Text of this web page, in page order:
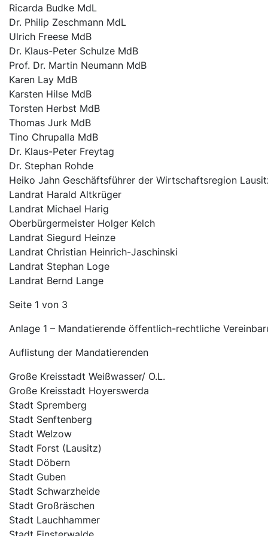
Ricarda Budke MdL
Dr. Philip Zeschmann MdL
Ulrich Freese MdB
Dr. Klaus-Peter Schulze MdB
Prof. Dr. Martin Neumann MdB
Karen Lay MdB
Karsten Hilse MdB
Torsten Herbst MdB
Thomas Jurk MdB
Tino Chrupalla MdB
Dr. Klaus-Peter Freytag
Dr. Stephan Rohde
Heiko Jahn Geschäftsführer der Wirtschaftsregion
Landrat Harald Altkrüger
Landrat Michael Harig
Oberbürgermeister Holger Kelch
Landrat Siegurd Heinze
Landrat Christian Heinrich-Jaschinski
Landrat Stephan Loge
Landrat Bernd Lange
Seite 1 von 3
Anlage 1 – Mandatierende öffentlich-rechtliche
Auflistung der Mandatierenden
Große Kreisstadt Weißwasser/ O.L.
Große Kreisstadt Hoyerswerda
Stadt Spremberg
Stadt Senftenberg
Stadt Welzow
Stadt Forst (Lausitz)
Stadt Döbern
Stadt Guben
Stadt Schwarzheide
Stadt Großräschen
Stadt Lauchhammer